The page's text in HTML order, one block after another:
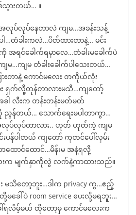
သွားတယ်… ။
အလုပ်လုပ်နေတာလဲ ကျမ…အခန်းသန့်
ါ…တံခါးကလဲ…ပိတ်ထားတာနဲ့… မင်း
အရင်ခေါက်ရမှာလေ…တံခါးမခေါက်ပဲ
ျမ…ကျမ တံခါးခေါက်ပါသေးတယ်…
ားတာနဲ့ ကောင်မလေး တကိုယ်လုံး
ရှက်လို့တုန်တာလားမသိ…ကျတော့်
လီးက တန်းတန်းမတ်မတ်
ညွန်တယ်… သောက်ရေးမပါတာကွာ…
လုပ်လုပ်တာလား.. ဟုတ် ဟုတ်ကဲ့ ကျမ
းပန်ပါတယ် ကျတော် ကုတင်ပေါ်လှမ်း
ောင်ထောင်…မိန်းမ အနံ့ရလို့
က မျက်နှာကိုလွဲ လက်နဲ့ကာထားသည်။
မသိတော့ဘူး…ဒါက privacy ကွ…ဧည့်
ေါ်ပဲ room service ပေးလို့မရဘူး…
ေါ်ရလိမ့်မယ် ထိုတော့မှ ကောင်မလေးက